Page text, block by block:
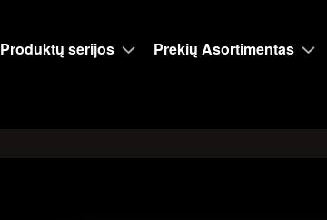
Produktų serijos Prekių Asortimentas